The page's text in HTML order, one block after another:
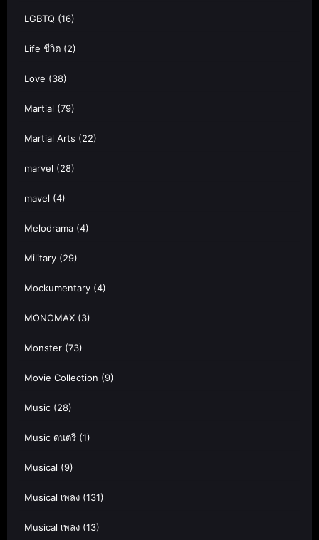
LGBTQ (16)
Life ชีวิต (2)
Love (38)
Martial (79)
Martial Arts (22)
marvel (28)
mavel (4)
Melodrama (4)
Military (29)
Mockumentary (4)
MONOMAX (3)
Monster (73)
Movie Collection (9)
Music (28)
Music ดนตรี (1)
Musical (9)
Musical เพลง (131)
Musical เพลง (13)